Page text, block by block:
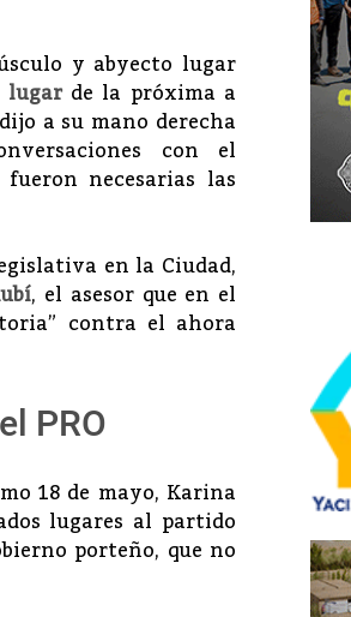
y abyecto lugar
lugarde la próxima a
a su mano derecha
con el
necesarias las
en la Ciudad,
, el asesor que en el
contra el ahora
PRO
18 de mayo, Karina
lugares al partido
porteño, que no